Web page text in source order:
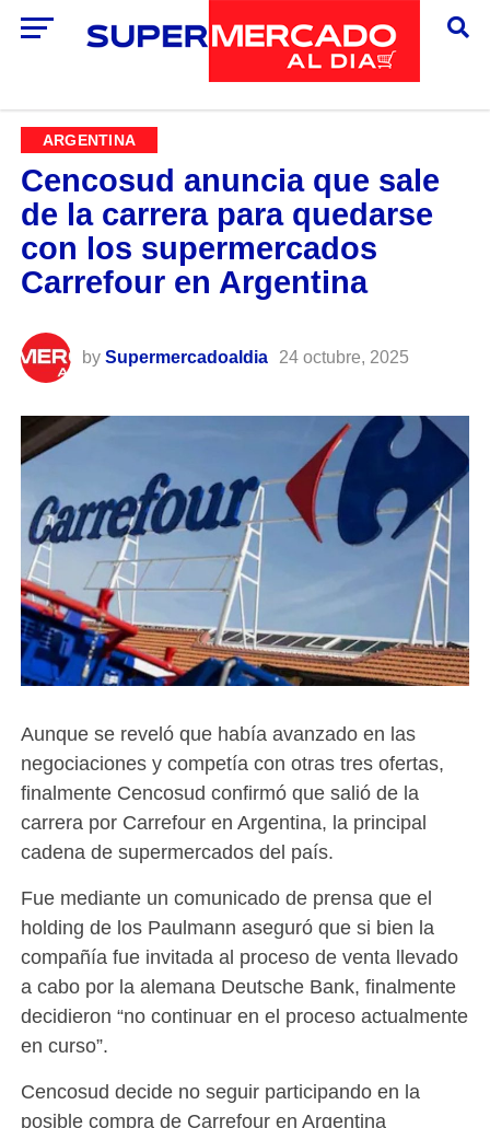
ARGENTINA
Cencosud anuncia que sale
de la carrera para quedarse
con los supermercados
Carrefour en Argentina
by Supermercadoaldia 24 octubre, 2025
Aunque se reveló que había avanzado en las
negociaciones y competía con otras tres ofertas,
finalmente Cencosud confirmó que salió de la
carrera por Carrefour en Argentina, la principal
cadena de supermercados del país.
Fue mediante un comunicado de prensa que el
holding de los Paulmann aseguró que si bien la
compañía fue invitada al proceso de venta llevado
a cabo por la alemana Deutsche Bank, finalmente
decidieron “no continuar en el proceso actualmente
en curso”.
Cencosud decide no seguir participando en la
posible compra de Carrefour en Argentina